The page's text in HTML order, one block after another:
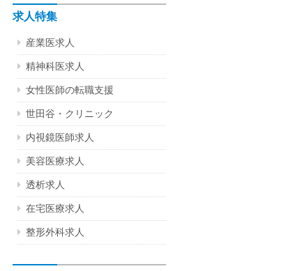
求人特集
産業医求人
精神科医求人
女性医師の転職支援
世田谷・クリニック
内視鏡医師求人
美容医療求人
透析求人
在宅医療求人
整形外科求人